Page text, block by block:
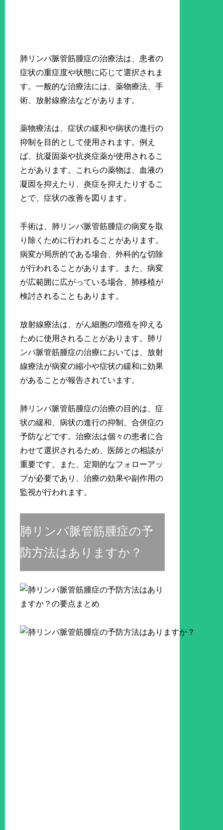
肺リンパ脈管筋腫症の治療法は、患者の
症状の重症度や状態に応じて選択されま
す。一般的な治療法には、薬物療法、手
術、放射線療法などがあります。
薬物療法は、症状の緩和や病状の進行の
抑制を目的として使用されます。例え
ば、抗凝固薬や抗炎症薬が使用されるこ
とがあります。これらの薬物は、血液の
凝固を抑えたり、炎症を抑えたりするこ
とで、症状の改善を図ります。
手術は、肺リンパ脈管筋腫症の病変を取
り除くために行われることがあります。
病変が局所的である場合、外科的な切除
が行われることがあります。また、病変
が広範囲に広がっている場合、肺移植が
検討されることもあります。
放射線療法は、がん細胞の増殖を抑える
ために使用されることがあります。肺リ
ンパ脈管筋腫症の治療においては、放射
線療法が病変の縮小や症状の緩和に効果
があることが報告されています。
肺リンパ脈管筋腫症の治療の目的は、症
状の緩和、病状の進行の抑制、合併症の
予防などです。治療法は個々の患者に合
わせて選択されるため、医師との相談が
重要です。また、定期的なフォローアッ
プが必要であり、治療の効果や副作用の
監視が行われます。
肺リンパ脈管筋腫症の予
防方法はありますか？